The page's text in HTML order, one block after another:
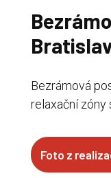
Bezrámová
relaxační zóny
Foto z